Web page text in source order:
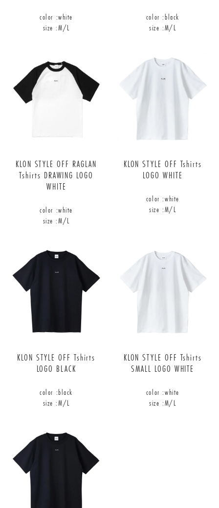
color :white
size :M/L
color :black
size :M/L
KLON STYLE OFF RAGLAN
Tshirts DRAWING LOGO
WHITE
color :white
size :M/L
KLON STYLE OFF Tshirts
LOGO WHITE
color :white
size :M/L
KLON STYLE OFF Tshirts
LOGO BLACK
color :black
size :M/L
KLON STYLE OFF Tshirts
SMALL LOGO WHITE
color :white
size :M/L